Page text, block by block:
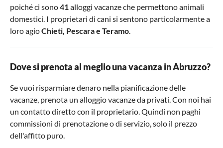
poiché ci sono41 alloggi vacanze che permettono animali
domestici. I proprietari di cani si sentono particolarmente a
loro agioChieti Pescarae Teramo
Dove si prenota al meglio una vacanza in Abruzzo?
Se vuoi risparmiare denaro nella pianificazione delle
vacanze, prenota un alloggio vacanze da privati. Con noi hai
un contatto diretto con il proprietario. Quindi non paghi
commissioni di prenotazione o di servizio, solo il prezzo
dell'affitto puro.